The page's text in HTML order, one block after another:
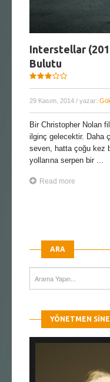
Interstellar
Bulutu
29 Kasım, 2014 / yazar:
Bir Christopher Nolan
ilginç gelecektir. Daha
seven, hatta çoğu kez
yollarına serpen bir ...
Read more
ARA
YÖNETMEN